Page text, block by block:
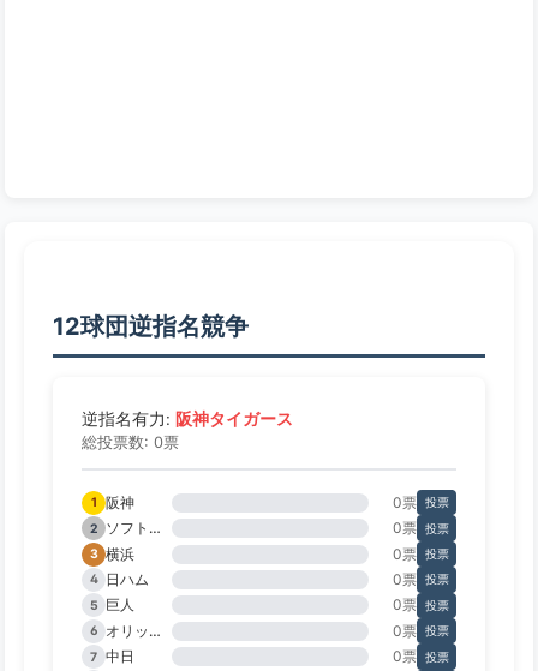
12球団逆指名競争
逆指名有力: 阪神タイガース
総投票数: 0票
1 阪神 0票 投票
2
ソフトバンク 0票 投票
3 横浜 0票 投票
4
日ハム 0票 投票
5
巨人 0票 投票
6
オリックス 0票 投票
7 中日 0票 投票